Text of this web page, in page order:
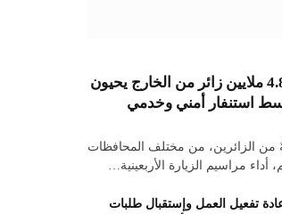
العراق: أكثر من 4.8 ملايين زائر من الخارج يحيون
استنفار أمني وخدمي
من الزائرين، من مختلف المحافظات
أداء مراسيم الزيارة الأربعينية…
تفعيل العمل وإستقبال طلبات